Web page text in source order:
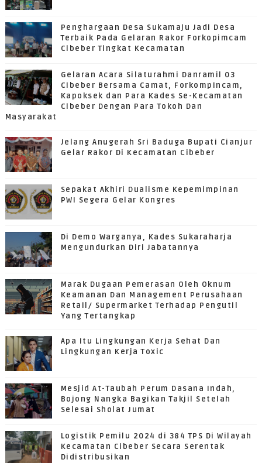
Penghargaan Desa Sukamaju Jadi Desa
Terbaik Pada Gelaran Rakor Forkopimcam
Cibeber Tingkat Kecamatan
Gelaran Acara Silaturahmi Danramil 03
Cibeber Bersama Camat, Forkompincam,
Kapoksek dan Para Kades Se-Kecamatan
Cibeber Dengan Para Tokoh Dan
Masyarakat
Jelang Anugerah Sri Baduga Bupati Cianjur
Gelar Rakor Di Kecamatan Cibeber
Sepakat Akhiri Dualisme Kepemimpinan
PWI Segera Gelar Kongres
Di Demo Warganya, Kades Sukaraharja
Mengundurkan Diri Jabatannya
Marak Dugaan Pemerasan Oleh Oknum
Keamanan Dan Management Perusahaan
Retail/ Supermarket Terhadap Pengutil
Yang Tertangkap
Apa Itu Lingkungan Kerja Sehat Dan
Lingkungan Kerja Toxic
Mesjid At-Taubah Perum Dasana Indah,
Bojong Nangka Bagikan Takjil Setelah
Selesai Sholat Jumat
Logistik Pemilu 2024 di 384 TPS Di Wilayah
Kecamatan Cibeber Secara Serentak
Didistribusikan